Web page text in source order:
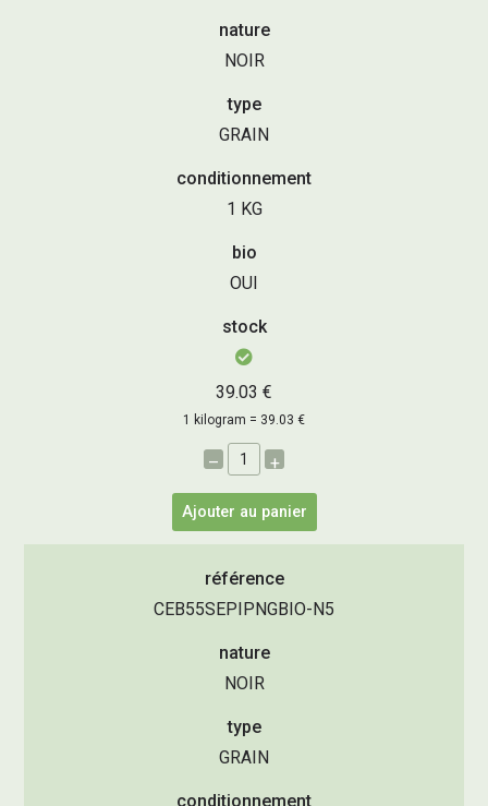
nature
NOIR
type
GRAIN
conditionnement
1 KG
bio
OUI
stock
39.03 €
1 kilogram = 39.03 €
– +
Ajouter au panier
référence
CEB55SEPIPNGBIO-N5
nature
NOIR
type
GRAIN
conditionnement